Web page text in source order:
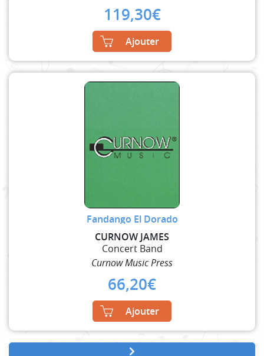
119,30€
Ajouter
Fandango El Dorado
CURNOW JAMES
Concert Band
Curnow Music Press
66,20€
Ajouter